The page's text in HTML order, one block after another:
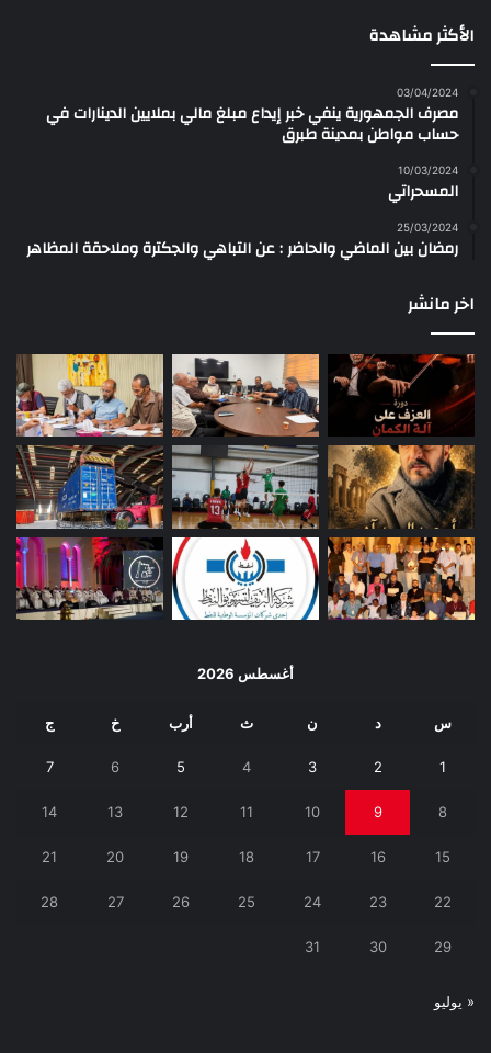
الأكثر مشاهدة
03/04/2024
مصرف الجمهورية ينفي خبر إيداع مبلغ مالي بملايين الدينارات في
حساب مواطن بمدينة طبرق
10/03/2024
المسحراتي
25/03/2024
رمضان بين الماضي والحاضر : عن التباهي والجكترة وملاحقة المظاهر
اخر مانشر
أغسطس 2026
س د ن ث أرب خ ج
1
2
3
4
5
6
7
8
9
10
11
12
13
14
15
16
17
18
19
20
21
22
23
24
25
26
27
28
29
30
31
« يوليو